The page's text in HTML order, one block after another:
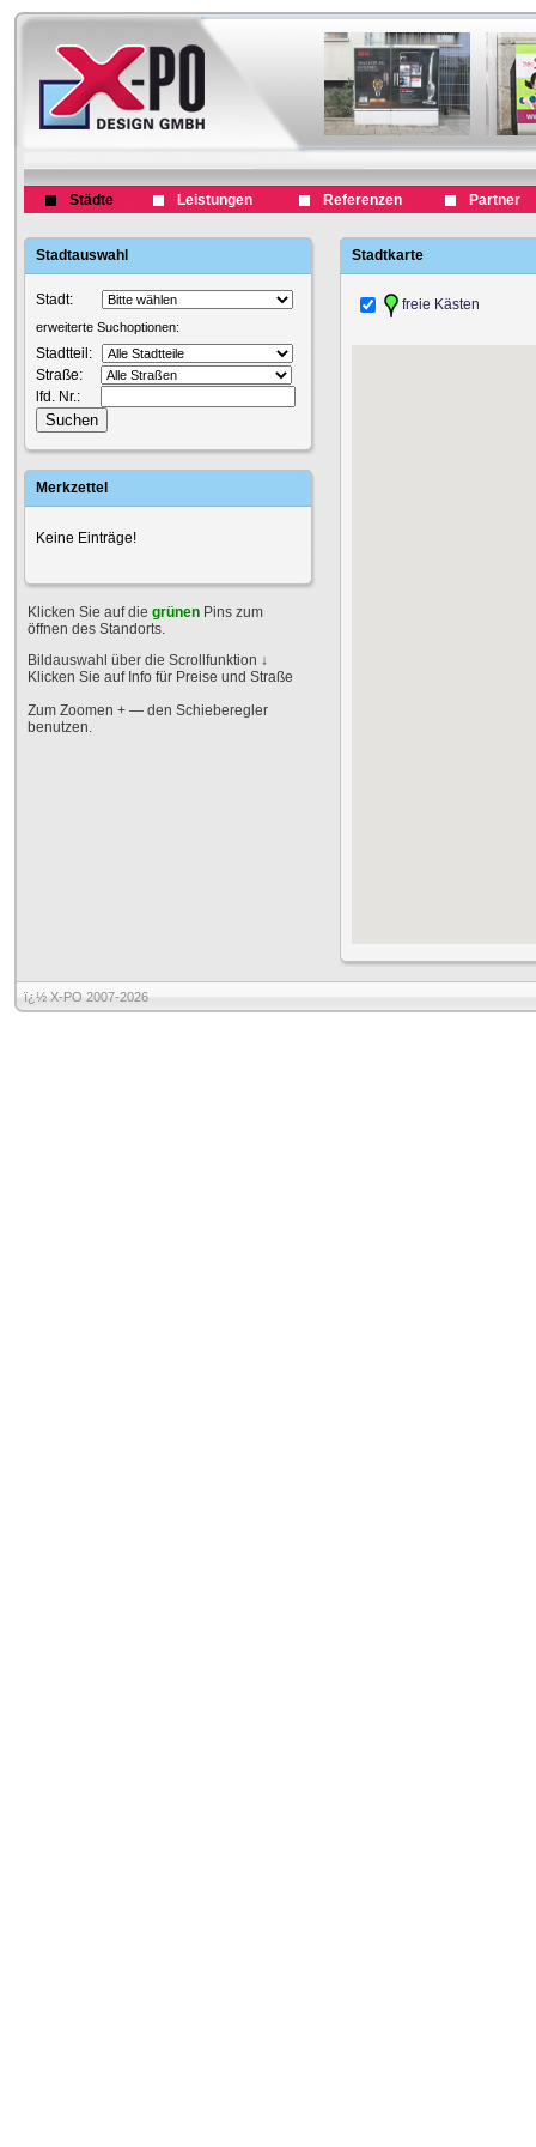
Städte Leistungen Referenzen Partner
Stadtauswahl
Stadt:
erweiterte Suchoptionen:
Stadtteil:
Straße:
lfd. Nr.:
Merkzettel
Keine Einträge!
Klicken Sie auf die grünen Pins zum
öffnen des Standorts.
Bildauswahl über die Scrollfunktion ↓
Klicken Sie auf Info für Preise und Straße
Zum Zoomen + — den Schieberegler
benutzen.
Stadtkarte
freie Kästen
ï¿½ X-PO 2007-2026